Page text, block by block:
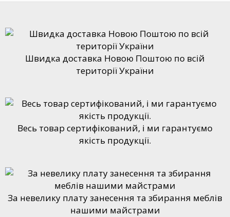
Швидка доставка Новою Поштою по всій
території України
Весь товар сертифікований, і ми гарантуємо
якість продукції.
За невелику плату занесення та збирання меблів
нашими майстрами